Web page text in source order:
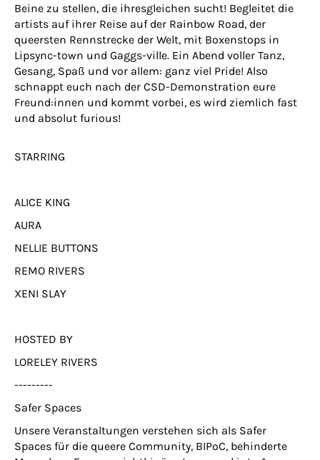
Beine zu stellen, die ihresgleichen sucht! Begleitet die
artists auf ihrer Reise auf der Rainbow Road, der
queersten Rennstrecke der Welt, mit Boxenstops in
Lipsync-town und Gaggs-ville. Ein Abend voller Tanz,
Gesang, Spaß und vor allem: ganz viel Pride! Also
schnappt euch nach der CSD-Demonstration eure
Freund:innen und kommt vorbei, es wird ziemlich fast
und absolut furious!
STARRING
ALICE KING
AURA
NELLIE BUTTONS
REMO RIVERS
XENI SLAY
HOSTED BY
LORELEY RIVERS
---------
Safer Spaces
Unsere Veranstaltungen verstehen sich als Safer
Spaces für die queere Community, BIPoC, behinderte